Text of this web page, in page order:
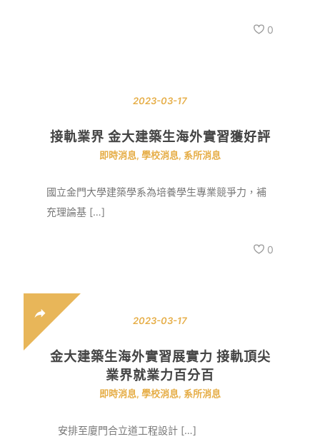
0
2023-03-17
接軌業界 金大建築生海外實習獲好評
即時消息, 學校消息, 系所消息
國立金門大學建築學系為培養學生專業競爭力，補
充理論基 […]
0
2023-03-17
金大建築生海外實習展實力 接軌頂尖
業界就業力百分百
即時消息, 學校消息, 系所消息
安排至廈門合立道工程設計 […]